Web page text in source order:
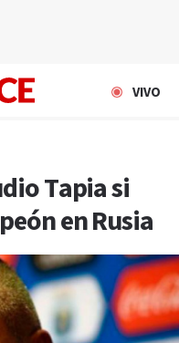
VIVO
Tapia si
en Rusia